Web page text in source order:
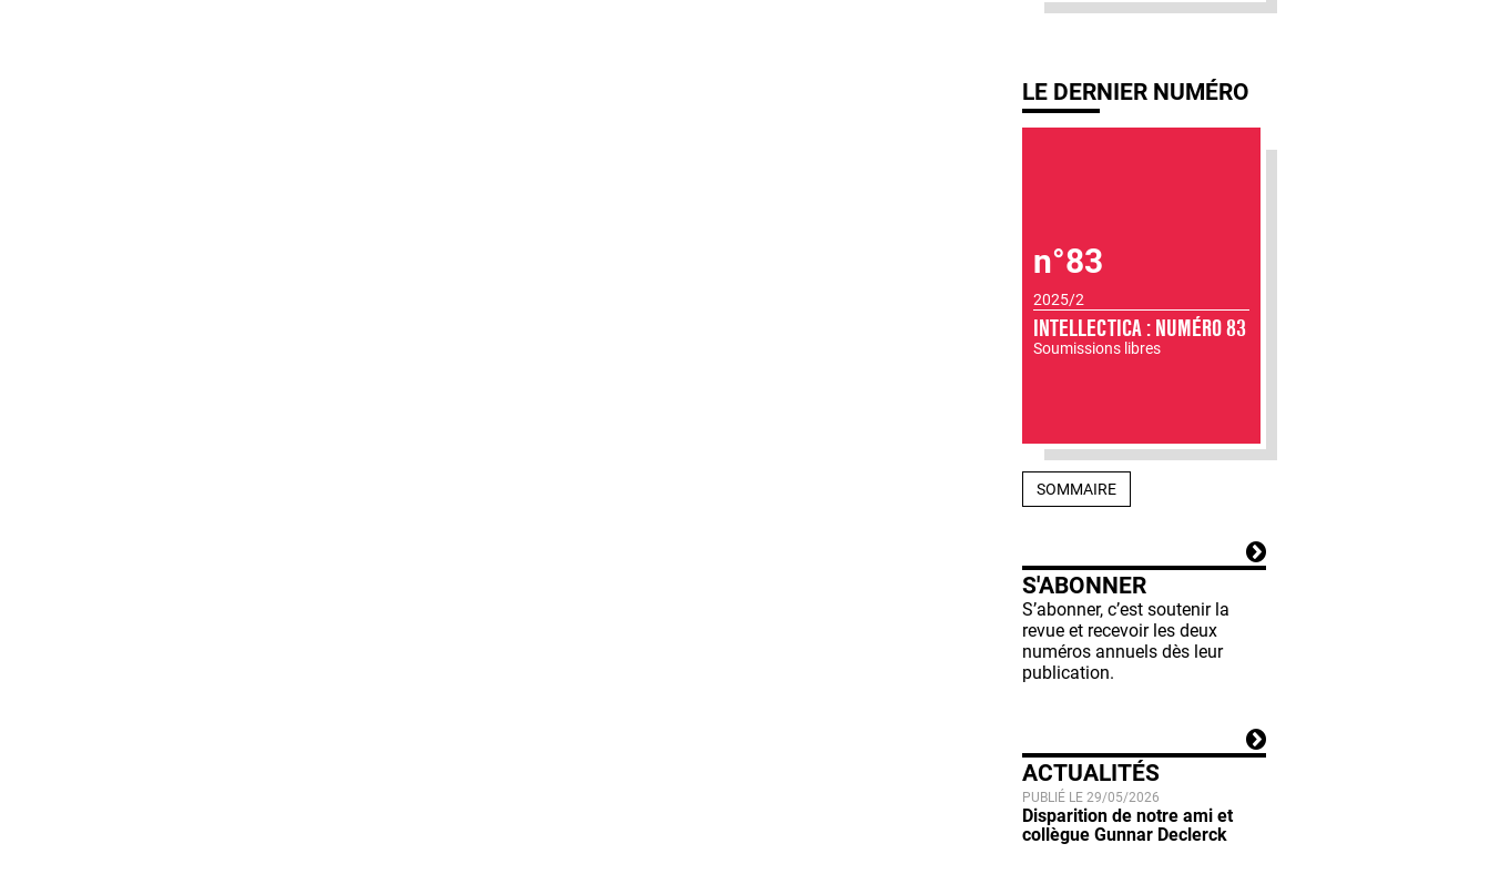
LE DERNIER NUMÉRO
n°83
2025/2
INTELLECTICA : NUMÉRO 83
Soumissions libres
SOMMAIRE
S'ABONNER
S’abonner, c’est soutenir la
revue et recevoir les deux
numéros annuels dès leur
publication.
ACTUALITÉS
PUBLIÉ LE 29/05/2026
Disparition de notre ami et
collègue Gunnar Declerck